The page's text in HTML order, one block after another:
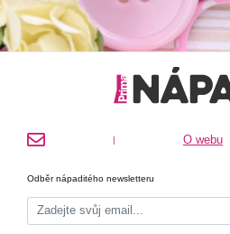
| O webu
Odběr nápaditého newsletteru